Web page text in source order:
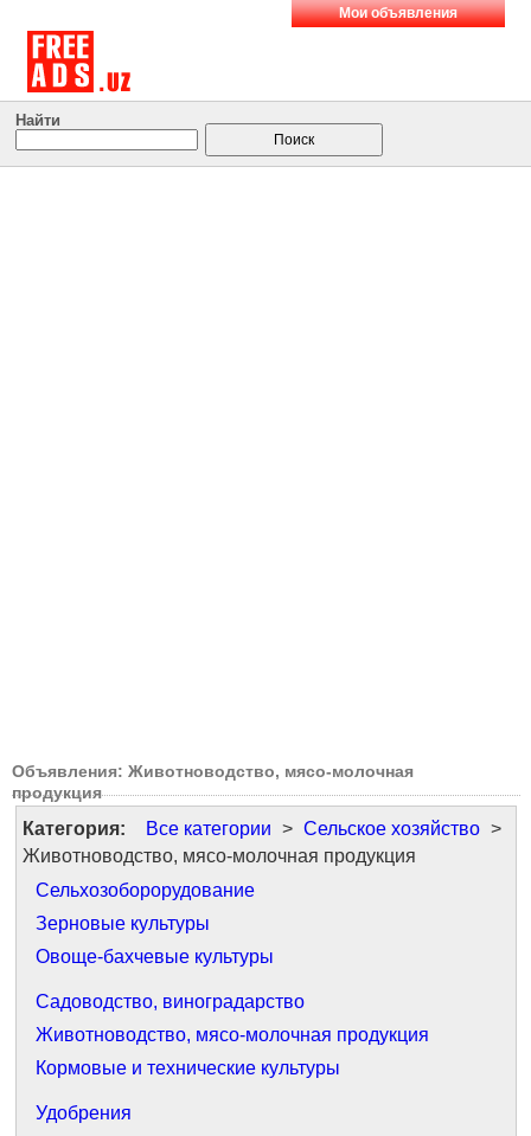
Мои объявления
Найти
Объявления: Животноводство, мясо-молочная
продукция
Категория: Все категории > Сельское хозяйство >
Животноводство, мясо-молочная продукция
Сельхозоборорудование
Зерновые культуры
Овоще-бахчевые культуры
Садоводство, виноградарство
Животноводство, мясо-молочная продукция
Кормовые и технические культуры
Удобрения